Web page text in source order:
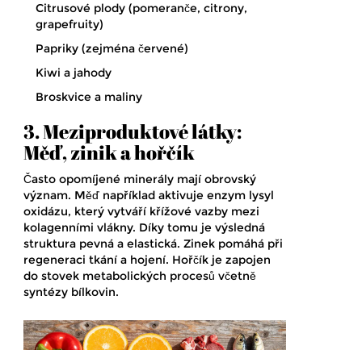
Citrusové plody (pomeranče, citrony,
grapefruity)
Papriky (zejména červené)
Kiwi a jahody
Broskvice a maliny
3. Meziproduktové látky:
Měď, zinik a hořčík
Často opomíjené minerály mají obrovský
význam. Měď například aktivuje enzym lysyl
oxidázu, který vytváří křížové vazby mezi
kolagenními vlákny. Díky tomu je výsledná
struktura pevná a elastická. Zinek pomáhá při
regeneraci tkání a hojení. Hořčík je zapojen
do stovek metabolických procesů včetně
syntézy bílkovin.